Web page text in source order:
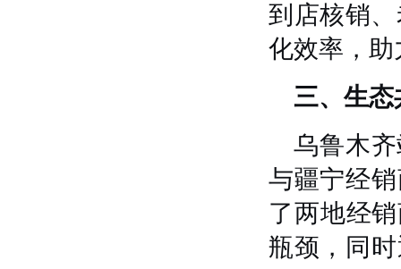
到店核销
化效率，
三、生态
乌鲁木
与疆宁经
了两地经
瓶颈，同